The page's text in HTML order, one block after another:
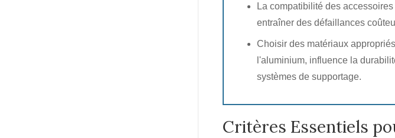
La compatibilité des
entraîner des défaillances
Choisir des matériaux
l'aluminium, influence la
systèmes de supportage.
Critères Essentiels